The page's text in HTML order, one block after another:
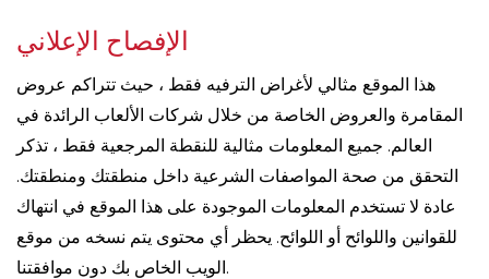
الإفصاح الإعلاني
هذا الموقع مثالي لأغراض الترفيه فقط ، حيث تتراكم عروض
المقامرة والعروض الخاصة من خلال شركات الألعاب الرائدة في
العالم. جميع المعلومات مثالية للنقطة المرجعية فقط ، تذكر
التحقق من صحة المواصفات الشرعية داخل منطقتك ومنطقتك.
عادة لا تستخدم المعلومات الموجودة على هذا الموقع في انتهاك
للقوانين واللوائح أو اللوائح. يحظر أي محتوى يتم نسخه من موقع
الويب الخاص بك دون موافقتنا.